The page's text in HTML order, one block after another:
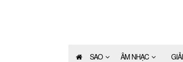
SAO ÂM NHẠC